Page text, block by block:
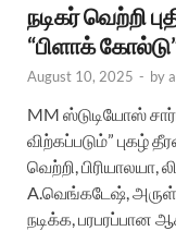
நடிகர் வெற்றி
“பிளாக்
August 10, 2025 - by
MM ஸ்டுடியோஸ்
விற்கப்படும்” புகழ்
வெற்றி, பிரியாலயா,
A.வெங்கடேஷ், அருள்
நடிக்க, பரபரப்பான